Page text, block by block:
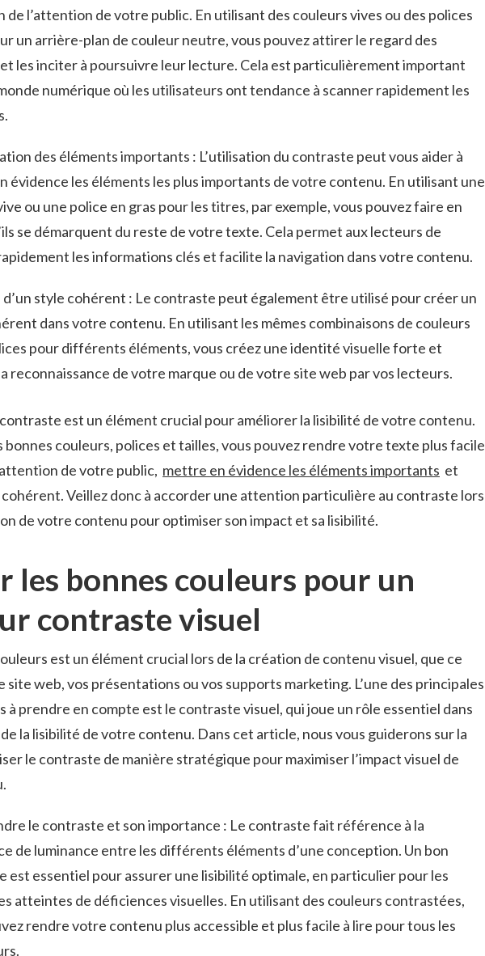
de l’attention ‌de votre ‌public. En utilisant des couleurs vives ou des polices
un arrière-plan ⁤de couleur neutre, vous pouvez ⁤attirer⁣ le regard des
les inciter ⁢à⁤ poursuivre leur‍ lecture. Cela est particulièrement important
numérique où les utilisateurs ont tendance⁢ à scanner ⁢rapidement les
​des éléments importants​ : L’utilisation du​ contraste peut vous aider à​
évidence les éléments les plus ⁢importants de votre contenu. En utilisant une
ou une police⁤ en gras pour⁢ les titres, par exemple, vous pouvez faire en
se démarquent du reste de ‌votre texte. ‍Cela permet⁢ aux lecteurs ⁤de
les informations clés et facilite la navigation dans votre contenu.
style cohérent ‌: Le contraste‍ peut également être utilisé pour ⁤créer ⁤un
dans votre contenu. ⁤En utilisant⁣ les mêmes ⁢combinaisons ‍de couleurs​
⁣pour différents ​éléments, ‍vous⁣ créez une identité visuelle forte et
reconnaissance de votre marque ⁢ou de votre site web par vos lecteurs.
est un​ élément crucial pour​ améliorer la lisibilité de votre contenu.
bonnes couleurs, polices‌ et tailles, vous pouvez⁢ rendre votre texte plus facile
de votre⁢ public, mettre en évidence les‍ éléments importants ⁣ et
Veillez donc‍ à accorder ‌une ​attention particulière ‍au contraste lors​
de votre contenu pour optimiser son impact et sa lisibilité.
les⁤ bonnes couleurs pour‍ un
contraste visuel
est ⁣un⁢ élément‌ crucial lors de la ‍création de ⁤contenu​ visuel,‌ que ce⁢
⁤site web, vos présentations ou vos supports marketing. L’une des principales‌
à⁢ prendre⁢ en compte ⁣est le‍ contraste visuel, qui joue un‍ rôle essentiel dans
la lisibilité de votre contenu. Dans ⁣cet⁣ article, ​nous vous guiderons sur​ la
le contraste de‍ manière stratégique pour maximiser l’impact⁣ visuel de
le‌ contraste et son importance ​: Le contraste fait référence à la
de luminance entre les différents éléments d’une conception. Un bon
‍est​ essentiel⁣ pour assurer une lisibilité optimale, en particulier pour les
atteintes de déficiences visuelles. En ‍utilisant ⁤des couleurs‍ contrastées,
rendre votre contenu​ plus accessible⁣ et⁤ plus facile à‌ lire pour tous les‌